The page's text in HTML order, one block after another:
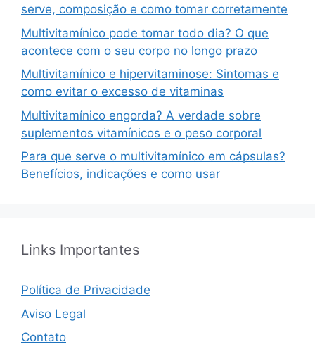
serve, composição e como tomar corretamente
Multivitamínico pode tomar todo dia? O que
acontece com o seu corpo no longo prazo
Multivitamínico e hipervitaminose: Sintomas e
como evitar o excesso de vitaminas
Multivitamínico engorda? A verdade sobre
suplementos vitamínicos e o peso corporal
Para que serve o multivitamínico em cápsulas?
Benefícios, indicações e como usar
Links Importantes
Política de Privacidade
Aviso Legal
Contato